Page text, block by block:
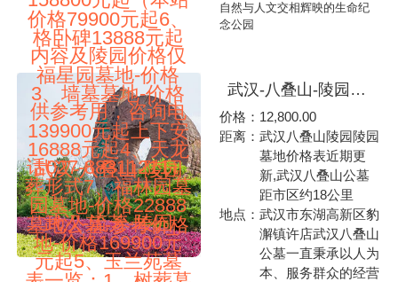
内容及陵园价格仅
供参考用，咨询电
话027-88311211）
武汉-流芳-陵园
价格79900元起6、
福星园墓地-价格
139900元起上下安
葬形式7、福林园墓
地-价格169900元
格卧碑13888元起
3、墙墓墓地-价格
16888元起4、天龙
园墓地-价格22888
元起5、玉兰苑墓
自然与人文交相辉映的生命纪
念公园
武汉-八叠山-陵园
墓地公墓-参考价格
武汉-八叠山-陵园墓地公墓-参考价格表一览：1、树葬墓地-价格单穴墓12800元起2、墙墓墓地-价格双穴18800元起3、海棠苑墓地-价格27160元起4、清枫苑墓地-价格38800元起5、樱花苑三区墓地-价格49800元起6、茶花苑墓地-价格52800元起7、桂花苑墓地-价格59800元起8、水晶苑墓地-价格59800元起9、樱花苑四区墓地-价格63800元起10、樱花苑五区墓地-价格65800元起（本站内容及公墓价格仅供参考用，咨询电话027-88311211）八叠山-陵园-生命公园
价格： 12,800.00
距离：武汉八叠山陵园陵园
墓地价格表近期更
新,武汉八叠山公墓
距市区约18公里
地点：武汉市东湖高新区豹
澥镇许店武汉八叠山
公墓一直秉承以人为
本、服务群众的经营